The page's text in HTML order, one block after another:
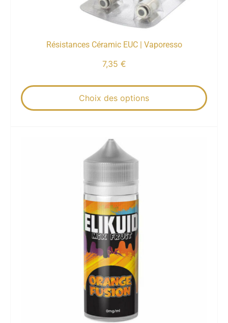
Résistances Céramic EUC | Vaporesso
7,35 €
Choix des options